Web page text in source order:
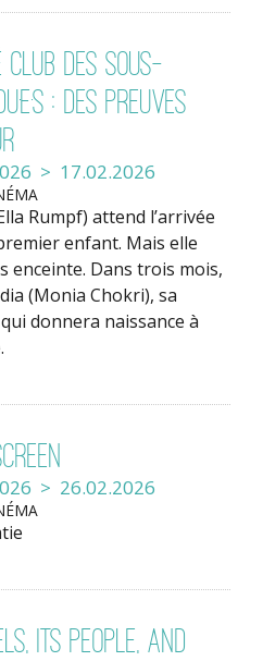
club des Sous-
: Des preuves
> 17.02.2026
Rumpf) attend l’arrivée
enfant. Mais elle
enceinte. Dans trois mois,
(Monia Chokri), sa
donnera naissance à
> 26.02.2026
its people, and